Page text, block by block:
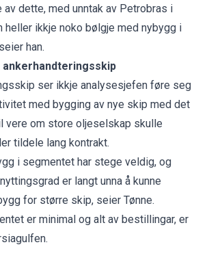
dette, med unntak av Petrobras i
heller ikkje noko bølgje med nybygg i
han.
ankerhandteringsskip
ser ikkje analysesjefen føre seg
med bygging av nye skip med det
vere om store oljeselskap skulle
tildele lang kontrakt.
i segmentet har stege veldig, og
er langt unna å kunne
for større skip, seier Tønne.
er minimal og alt av bestillingar, er